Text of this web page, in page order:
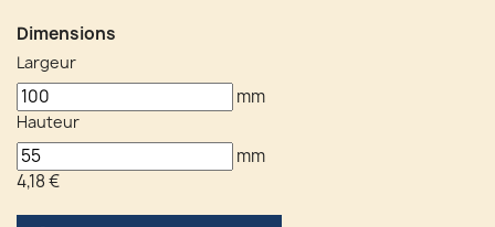
Dimensions
Largeur
mm
Hauteur
mm
4,18 €